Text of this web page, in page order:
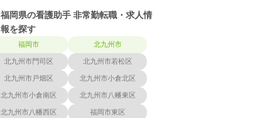
福岡県の看護助手 非常勤転職・求人情
報を探す
福岡市 北九州市
北九州市門司区 北九州市若松区
北九州市戸畑区 北九州市小倉北区
北九州市小倉南区 北九州市八幡東区
北九州市八幡西区 福岡市東区